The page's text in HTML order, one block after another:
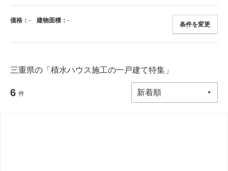
価格： - 建物面積： -
条件を変更
三重県の「積水ハウス施工の一戸建て特集」
6 件